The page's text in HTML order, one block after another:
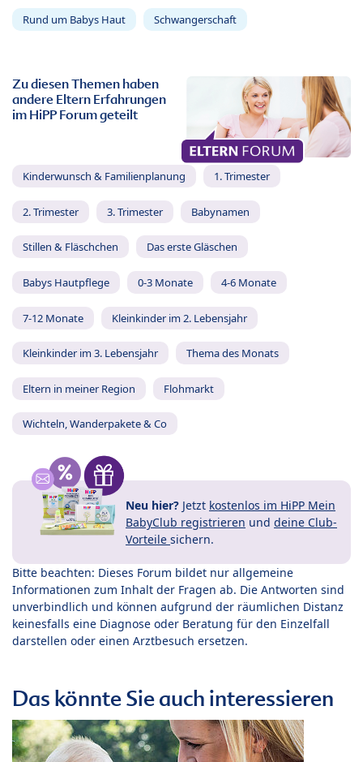
Rund um Babys Haut Schwangerschaft
Zu diesen Themen haben
andere Eltern Erfahrungen
im HiPP Forum geteilt
Kinderwunsch & Familienplanung 1. Trimester
2. Trimester 3. Trimester Babynamen
Stillen & Fläschchen Das erste Gläschen
Babys Hautpflege 0-3 Monate 4-6 Monate
7-12 Monate Kleinkinder im 2. Lebensjahr
Kleinkinder im 3. Lebensjahr Thema des Monats
Eltern in meiner Region Flohmarkt
Wichteln, Wanderpakete & Co
Neu hier? Jetzt kostenlos im HiPP Mein
BabyClub registrieren und deine Club-
Vorteile sichern.
Bitte beachten: Dieses Forum bildet nur allgemeine
Informationen zum Inhalt der Fragen ab. Die Antworten sind
unverbindlich und können aufgrund der räumlichen Distanz
keinesfalls eine Diagnose oder Beratung für den Einzelfall
darstellen oder einen Arztbesuch ersetzen.
Das könnte Sie auch interessieren